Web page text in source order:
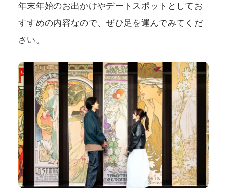
年末年始のお出かけやデートスポットとしてお
すすめの内容なので、ぜひ足を運んでみてくだ
さい。